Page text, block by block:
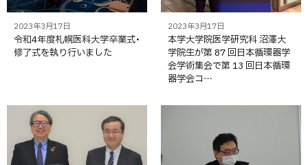
2023年3月17日
令和4年度札幌医科大学卒業式・
修了式を執り行いました
2023年3月17日
本学大学院医学研究科 沼澤大
学院生が第 87 回日本循環器学
会学術集会で第 13 回日本循環
器学会コ…